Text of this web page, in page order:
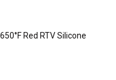
Red RTV Silicone